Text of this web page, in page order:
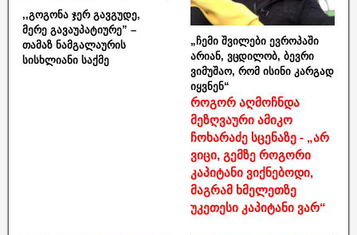
,,გოგონა ჯერ გავგუდე,
მერე გავაუპატიურე” –
თამაზ ნამგალაურის
სისხლიანი საქმე
„ჩემი შვილები ევროპაში
არიან, ვცდილობ, ბევრი
ვიმუშაო, რომ ისინი კარგად
იყვნენ“
როგორ აღმოჩნდა
მეზღვაური ამიკო
ჩოხარაძე სცენაზე - „არ
ვიცი, გემზე როგორი
კაპიტანი ვიქნებოდი,
მაგრამ ხმელეთზე
უკეთესი კაპიტანი ვარ“